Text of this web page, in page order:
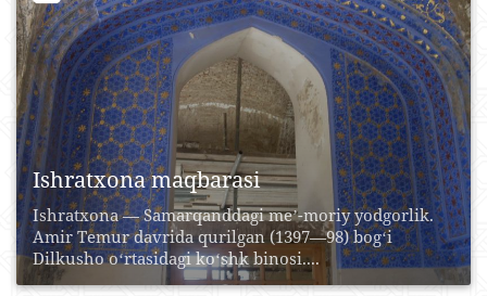
Ishratxona maqbarasi
Ishratxona — Samarqanddagi meʼ-moriy yodgorlik.
Amir Temur davrida qurilgan (1397—98) bogʻi
Dilkusho oʻrtasidagi koʻshk binosi....